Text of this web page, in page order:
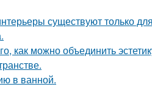
существуют только
как можно объединить
в ванной.